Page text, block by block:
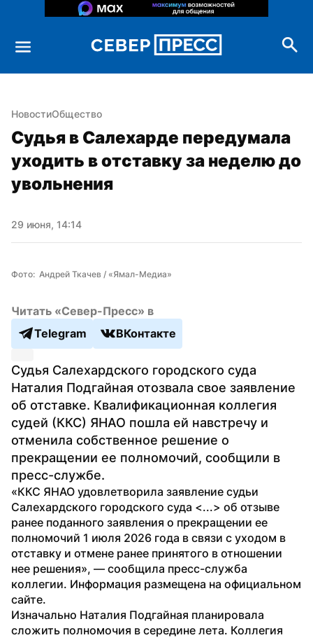
НовостиОбщество
Судья в Салехарде передумала
уходить в отставку за неделю до
увольнения
29 июня, 14:14
Фото:  Андрей Ткачев / «Ямал-Медиа»
Читать «Север-Пресс» в
Telegram
ВКонтакте
Судья Салехардского городского суда
Наталия Подгайная отозвала свое заявление
об отставке. Квалификационная коллегия
судей (ККС) ЯНАО пошла ей навстречу и
отменила собственное решение о
прекращении ее полномочий, сообщили в
пресс-службе.
«ККС ЯНАО удовлетворила заявление судьи
Салехардского городского суда <...> об отзыве
ранее поданного заявления о прекращении ее
полномочий 1 июля 2026 года в связи с уходом в
отставку и отмене ранее принятого в отношении
нее решения», — сообщила пресс-служба
коллегии. Информация размещена на официальном
сайте.
Изначально Наталия Подгайная планировала
сложить полномочия в середине лета. Коллегия